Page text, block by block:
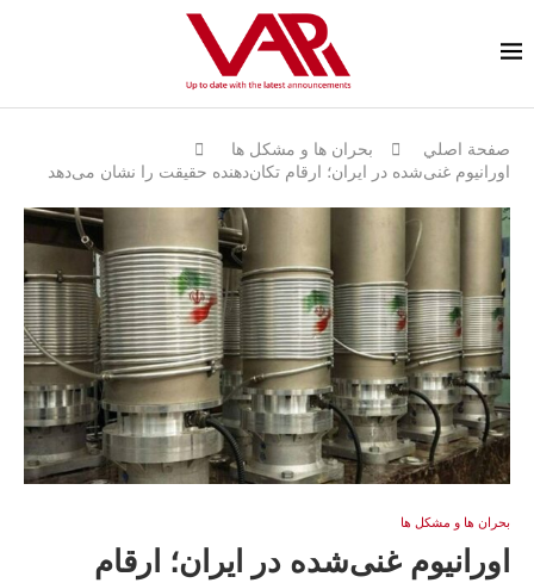
صفحة اصلي
بحران ها و مشكل ها
اورانیوم غنی‌شده در ایران؛ ارقام تکان‌دهنده حقیقت را نشان می‌دهد
بحران ها و مشكل ها
اورانیوم غنی‌شده در ایران؛ ارقام